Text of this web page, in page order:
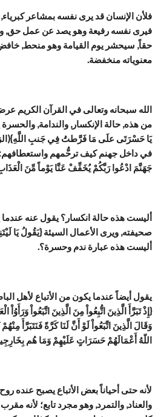
فلأن الإنسان قد يرى نفسه بمشاعر
فيرى نفسه رفيعة وهو يصد عن عمل حق,
حقاً, سيحشر يوم القيامة وهو منحط,
معنوياته منخفضة.
الله سبحانه وتعالى في القرآن الكريم
من هذه, حالة الإنكسار, والندامة,
في داخل جهنم كيف ترحُّمهم واستعطافهم:
جَهَنَّمَ ادْعُوا رَبَّكُمْ يُخَفِّفْ عَنَّا يَوْماً مِّنَ
أليست هذه حالة انكسار؟ يقول عنه
أليست هذه عبارة ندم وحسرة؟.
يقول أيضاً عندما يكون من الأتباع لأهل
{إِذْ تَبَرَّأَ الَّذِينَ اتُّبِعُواْ مِنَ الَّذِينَ اتَّبَعُواْ
وَقَالَ الَّذِينَ اتَّبَعُواْ لَوْ أَنَّ لَنَا كَرَّةً فَنَتَبَرَّأَ
اللّهُ أَعْمَالَهُمْ حَسَرَاتٍ عَلَيْهِمْ وَمَا هُم بِخَارِجِينَ
لأنه حتى أحياناً بعض الأتباع يصبح عنده
والعناد, والتمرد, وهو مجرد تابع؛ لأنه